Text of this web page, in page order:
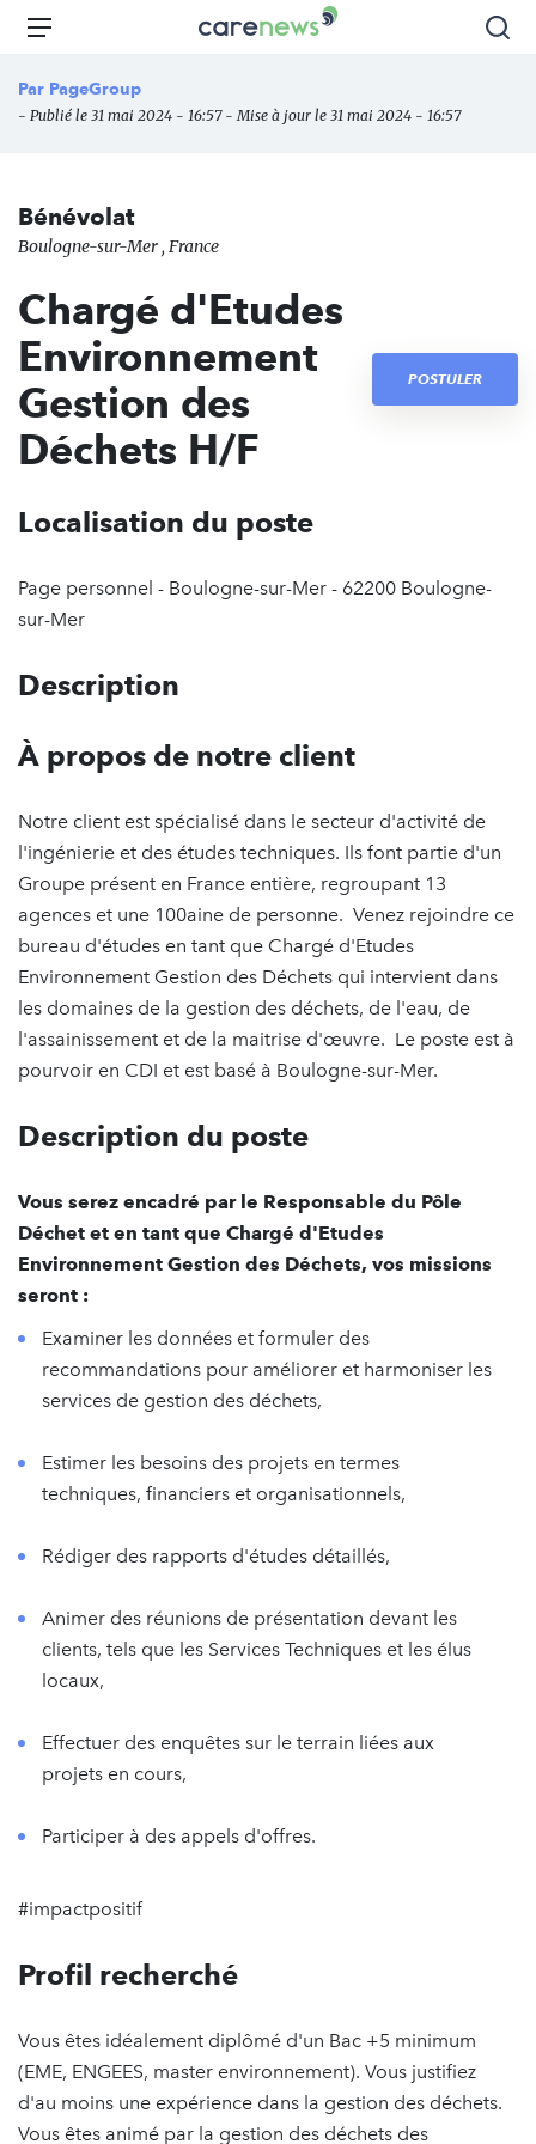
Aller
principal
Carenews,
des
Menu
Par PageGroup
- Publié le 31 mai 2024 - 16:57 - Mise à jour le 31 mai 2024 - 16:57
Bénévolat
Boulogne-sur-Mer , France
Chargé d'Etudes
Environnement
Gestion des
Déchets H/F
POSTULER
Localisation du poste
Page personnel - Boulogne-sur-Mer - 62200 Boulogne-
sur-Mer
Description
À propos de notre client
Notre client est spécialisé dans le secteur d'activité de
l'ingénierie et des études techniques. Ils font partie d'un
Groupe présent en France entière, regroupant 13
agences et une 100aine de personne. Venez rejoindre ce
bureau d'études en tant que Chargé d'Etudes
Environnement Gestion des Déchets qui intervient dans
les domaines de la gestion des déchets, de l'eau, de
l'assainissement et de la maitrise d'œuvre. Le poste est à
pourvoir en CDI et est basé à Boulogne-sur-Mer.
Description du poste
Vous serez encadré par le Responsable du Pôle
Déchet et en tant que Chargé d'Etudes
Environnement Gestion des Déchets, vos missions
seront :
Examiner les données et formuler des
recommandations pour améliorer et harmoniser les
services de gestion des déchets,
Estimer les besoins des projets en termes
techniques, financiers et organisationnels,
Rédiger des rapports d'études détaillés,
Animer des réunions de présentation devant les
clients, tels que les Services Techniques et les élus
locaux,
Effectuer des enquêtes sur le terrain liées aux
projets en cours,
Participer à des appels d'offres.
#impactpositif
Profil recherché
Vous êtes idéalement diplômé d'un Bac +5 minimum
(EME, ENGEES, master environnement). Vous justifiez
d'au moins une expérience dans la gestion des déchets.
Vous êtes animé par la gestion des déchets des